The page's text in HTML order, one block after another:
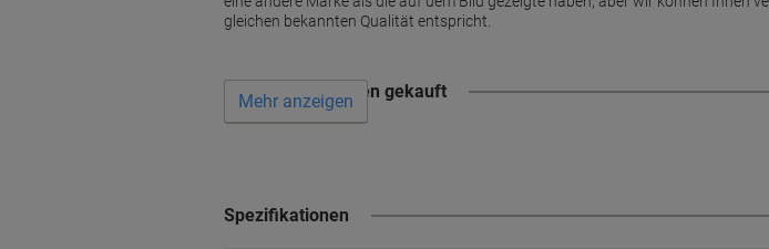
gleichen bekannten Qualität entspricht.
Wird oft zusammen gekauft
Mehr anzeigen
Spezifikationen